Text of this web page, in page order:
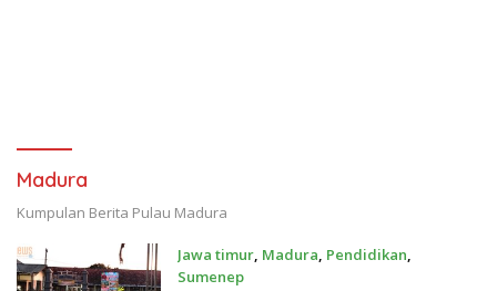
Madura
Kumpulan Berita Pulau Madura
Jawa timur, Madura, Pendidikan,
Sumenep